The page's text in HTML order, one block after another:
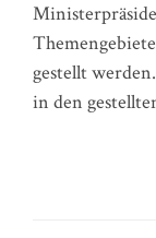
gestellt
in den